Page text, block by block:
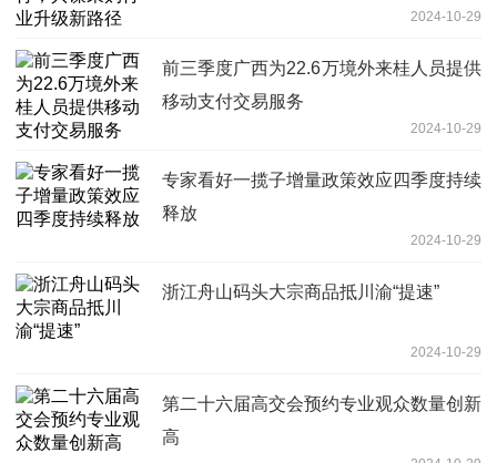
2024-10-29
前三季度广西为22.6万境外来桂人员提供
移动支付交易服务
2024-10-29
专家看好一揽子增量政策效应四季度持续
释放
2024-10-29
浙江舟山码头大宗商品抵川渝“提速”
2024-10-29
第二十六届高交会预约专业观众数量创新
高